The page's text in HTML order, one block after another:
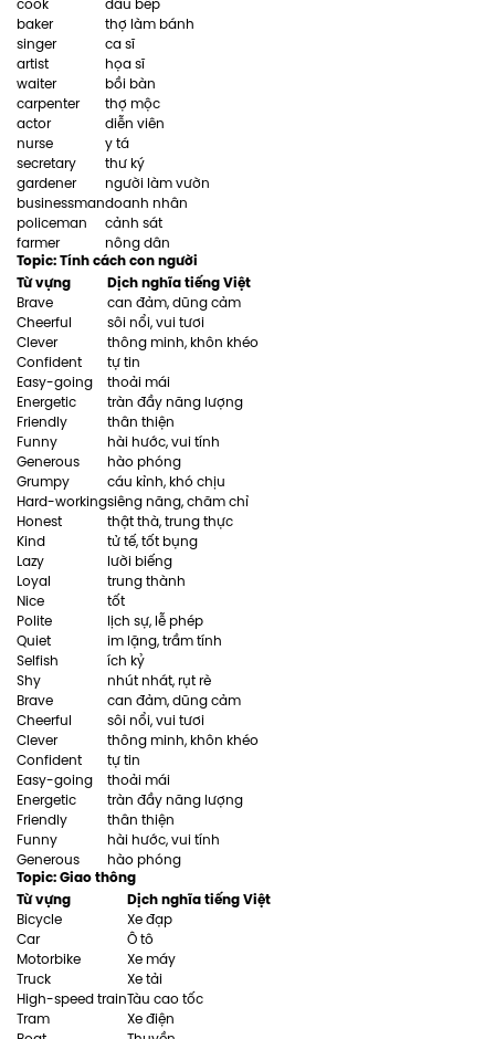
cook
đầu bếp
baker
thợ làm bánh
singer
ca sĩ
artist
họa sĩ
waiter
bồi bàn
carpenter
thợ mộc
actor
diễn viên
nurse
y tá
secretary
thư ký
gardener
người làm vườn
businessmandoanh nhân
policeman
cảnh sát
farmer
nông dân
Topic: Tính cách con người
Từ vựng
Dịch nghĩa tiếng Việt
Brave
can đảm, dũng cảm
Cheerful
sôi nổi, vui tươi
Clever
thông minh, khôn khéo
Confident
tự tin
Easy-going
thoải mái
Energetic
tràn đầy năng lượng
Friendly
thân thiện
Funny
hài hước, vui tính
Generous
hào phóng
Grumpy
cáu kỉnh, khó chịu
Hard-workingsiêng năng, chăm chỉ
Honest
thật thà, trung thực
Kind
tử tế, tốt bụng
Lazy
lười biếng
Loyal
trung thành
Nice
tốt
Polite
lịch sự, lễ phép
Quiet
im lặng, trầm tính
Selfish
ích kỷ
Shy
nhút nhát, rụt rè
Brave
can đảm, dũng cảm
Cheerful
sôi nổi, vui tươi
Clever
thông minh, khôn khéo
Confident
tự tin
Easy-going
thoải mái
Energetic
tràn đầy năng lượng
Friendly
thân thiện
Funny
hài hước, vui tính
Generous
hào phóng
Topic: Giao thông
Từ vựng
Dịch nghĩa tiếng Việt
Bicycle
Xe đạp
Car
Ô tô
Motorbike
Xe máy
Truck
Xe tải
High-speed trainTàu cao tốc
Tram
Xe điện